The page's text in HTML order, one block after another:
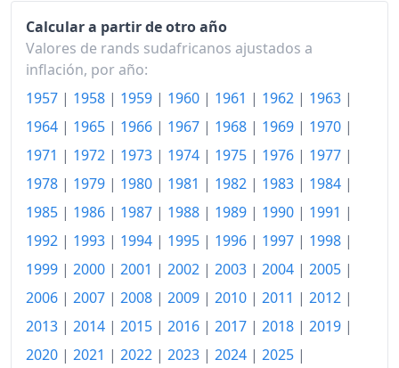
1971
137.41
1972
1973
160.03
1974
178.80
1975
202.80
1976
225.15
1977
250.26
278.13
1979
315.10
1980
358.14
Calcular a partir de otro año
Valores de rands sudafricanos ajustados a
inflación, por año:
1957 | 1958 | 1959 | 1960 | 1961 | 1962 | 1963 |
1964 | 1965 | 1966 | 1967 | 1968 | 1969 | 1970 |
1971 | 1972 | 1973 | 1974 | 1975 | 1976 | 1977 |
1978 | 1979 | 1980 | 1981 | 1982 | 1983 | 1984 |
1985 | 1986 | 1987 | 1988 | 1989 | 1990 | 1991 |
1992 | 1993 | 1994 | 1995 | 1996 | 1997 | 1998 |
1999 | 2000 | 2001 | 2002 | 2003 | 2004 | 2005 |
2006 | 2007 | 2008 | 2009 | 2010 | 2011 | 2012 |
2013 | 2014 | 2015 | 2016 | 2017 | 2018 | 2019 |
2020 | 2021 | 2022 | 2023 | 2024 | 2025 |